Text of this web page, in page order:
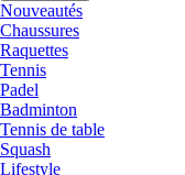
Nouveautés
Chaussures
Raquettes
Tennis
Padel
Badminton
Tennis de table
Squash
Lifestyle